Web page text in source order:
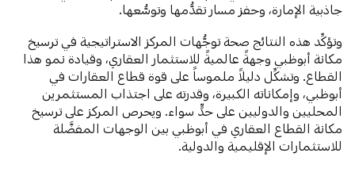
جاذبية الإمارة، وحفز مسار تقدُّمها وتوسُّعها.
وتؤكِّد هذه النتائج صحة توجُّهات المركز الاستراتيجية في ترسيخ
مكانة أبوظبي وجهةً عالميةً للاستثمار العقاري، وقيادة نمو هذا
القطاع. وتشكِّل دليلاً ملموساً على قوة قطاع العقارات في
أبوظبي، وإمكاناته الكبيرة، وقدرته على اجتذاب المستثمرين
المحليين والدوليين على حدٍّ سواء. ويحرص المركز على ترسيخ
مكانة القطاع العقاري في أبوظبي بين الوجهات المفضَّلة
للاستثمارات الإقليمية والدولية.